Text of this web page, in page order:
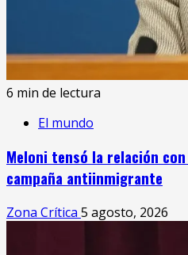
6 min de lectura
El mundo
Meloni tensó la relación
campaña antiinmigrante
Zona Crítica 5 agosto, 2026